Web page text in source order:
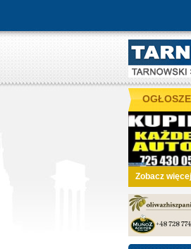
Zobacz więcej